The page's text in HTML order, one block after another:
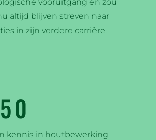
altijd blijven streven naar
in zijn verdere carrière.
kennis in houtbewerking